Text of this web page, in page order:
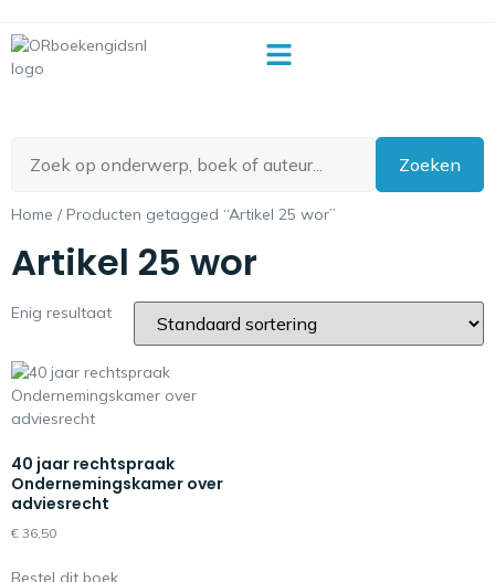
Zoeken
Home / Producten getagged “Artikel 25 wor”
Artikel 25 wor
Enig resultaat
40 jaar rechtspraak
Ondernemingskamer over
adviesrecht
€ 36,50
Bestel dit boek